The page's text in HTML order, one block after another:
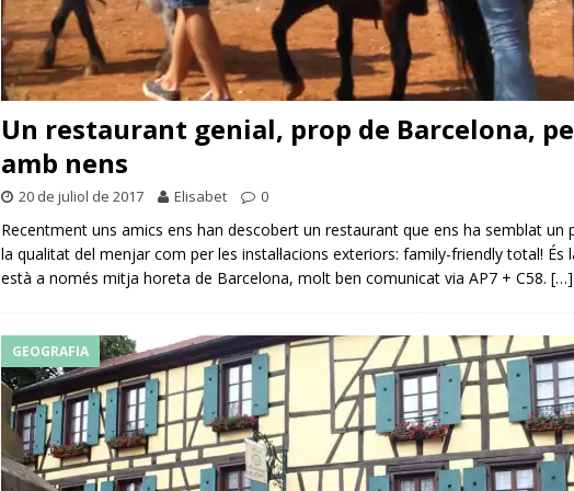
Un restaurant genial, prop de Barcelona,
amb nens
20 de juliol de 2017 Elisabet 0
Recentment uns amics ens han descobert un restaurant que ens ha semblat un
la qualitat del menjar com per les instal·lacions exteriors: family-friendly total! És
està a només mitja horeta de Barcelona, ​​molt ben comunicat via AP7 + C58. […]
GEOGRAFIA